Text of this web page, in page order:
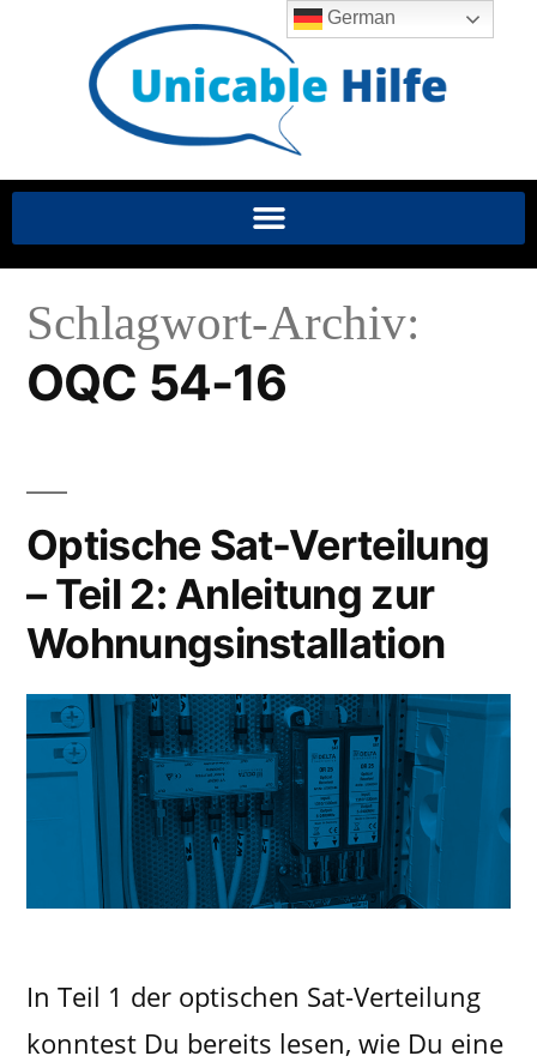
Schlagwort-Archiv:
OQC 54-16
Optische Sat-Verteilung
– Teil 2: Anleitung zur
Wohnungsinstallation
In Teil 1 der optischen Sat-Verteilung
konntest Du bereits lesen, wie Du eine
German